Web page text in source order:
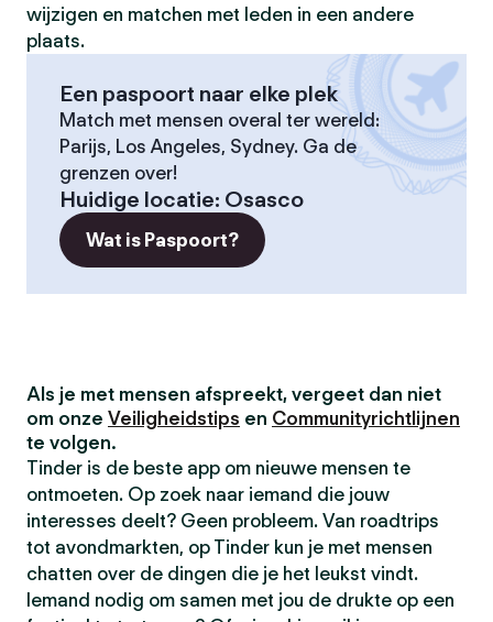
wijzigen en matchen met leden in een andere
plaats.
Een paspoort naar elke plek
Match met mensen overal ter wereld:
Parijs, Los Angeles, Sydney. Ga de
grenzen over!
Huidige locatie: Osasco
Wat is Paspoort?
Als je met mensen afspreekt, vergeet dan niet
om onze Veiligheidstips en Communityrichtlijnen
te volgen.
Tinder is de beste app om nieuwe mensen te
ontmoeten. Op zoek naar iemand die jouw
interesses deelt? Geen probleem. Van roadtrips
tot avondmarkten, op Tinder kun je met mensen
chatten over de dingen die je het leukst vindt.
Iemand nodig om samen met jou de drukte op een